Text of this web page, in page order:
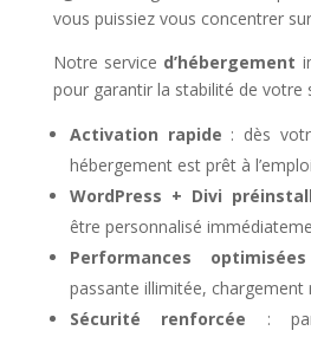
vous puissiez vous concentrer
Notre service d’hébergement
pour garantir la stabilité de votre
Activation rapide : dès
hébergement est prêt à
WordPress + Divi
être personnalisé
Performances optimisées
passante illimitée, chargement
Sécurité renforcée :